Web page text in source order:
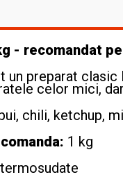
- recomandat
un preparat
celor mici,
chili, ketchup,
1 kg